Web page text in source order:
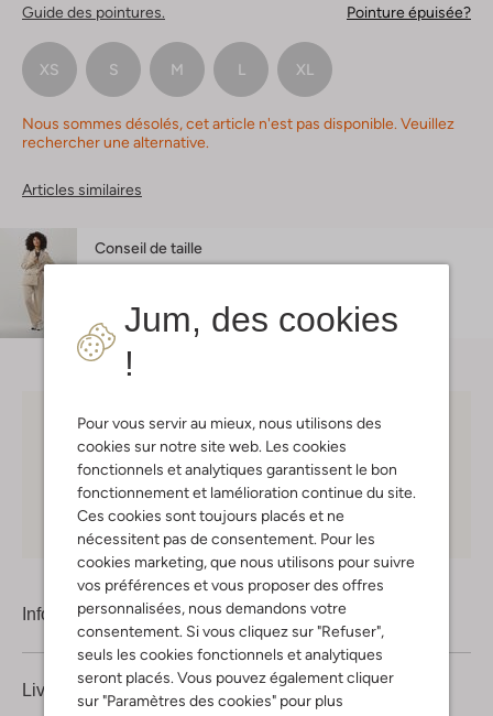
Jum, des cookies
!
Pour vous servir au mieux, nous utilisons des
cookies sur notre site web. Les cookies
fonctionnels et analytiques garantissent le bon
fonctionnement et lamélioration continue du site.
Ces cookies sont toujours placés et ne
nécessitent pas de consentement. Pour les
cookies marketing, que nous utilisons pour suivre
vos préférences et vous proposer des offres
personnalisées, nous demandons votre
consentement. Si vous cliquez sur "Refuser",
seuls les cookies fonctionnels et analytiques
seront placés. Vous pouvez également cliquer
sur "Paramètres des cookies" pour plus
Guide des pointures. Pointure épuisée?
XS S M L XL
Nous sommes désolés, cet article n'est pas disponible. Veuillez
rechercher une alternative.
Articles similaires
Conseil de taille
Choisissez vous-même votre moment de livraison
30 joursde retours
Shopping en ligne en toute sécurité
Information produit
Livraison & retours